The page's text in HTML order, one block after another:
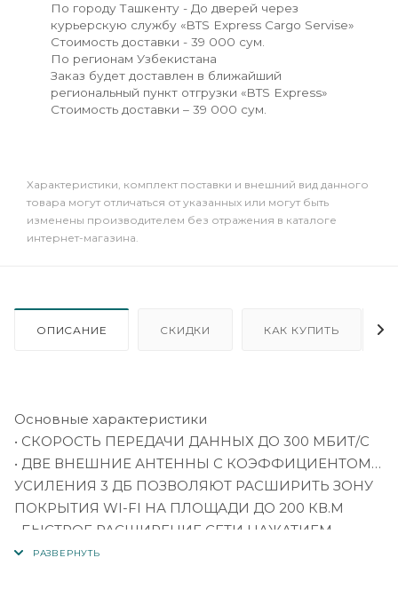
По городу Ташкенту - До дверей через
курьерскую службу «BTS Express Cargo Servise»
Стоимость доставки - 39 000 сум.
По регионам Узбекистана
Заказ будет доставлен в ближайший
региональный пункт отгрузки «BTS Express»
Стоимость доставки – 39 000 сум.
Xарактеристики, комплект поставки и внешний вид данного
товара могут отличаться от указанных или могут быть
изменены производителем без отражения в каталоге
интернет-магазина.
ОПИСАНИЕ СКИДКИ КАК КУПИТЬ
Основные характеристики
• СКОРОСТЬ ПЕРЕДАЧИ ДАННЫХ ДО 300 МБИТ/С
• ДВЕ ВНЕШНИЕ АНТЕННЫ С КОЭФФИЦИЕНТОМ
УСИЛЕНИЯ 3 ДБ ПОЗВОЛЯЮТ РАСШИРИТЬ ЗОНУ
ПОКРЫТИЯ WI-FI НА ПЛОЩАДИ ДО 200 КВ.М
• БЫСТРОЕ РАСШИРЕНИЕ СЕТИ НАЖАТИЕМ
ОДНОЙ КНОПКИ